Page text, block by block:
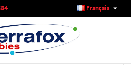
Français 
×
liste
×
×
pour ajouter des produits à votre